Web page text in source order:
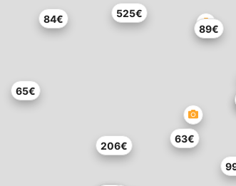
65€
525€
63€
89€
206€
84€